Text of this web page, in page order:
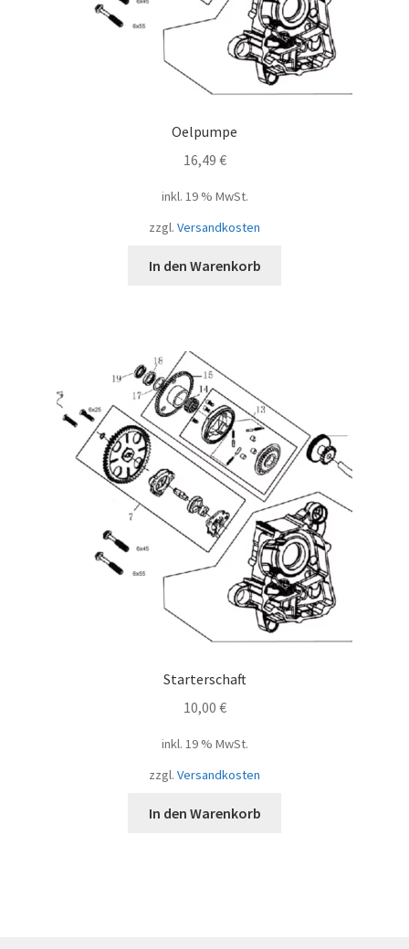
Oelpumpe
16,49 €
inkl. 19 % MwSt.
zzgl. Versandkosten
In den Warenkorb
Starterschaft
10,00 €
inkl. 19 % MwSt.
zzgl. Versandkosten
In den Warenkorb